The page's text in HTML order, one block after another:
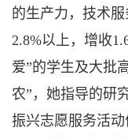
的生产力，技术
2.8%以上，增收
爱”的学生及大批
农”，她指导的研
振兴志愿服务活